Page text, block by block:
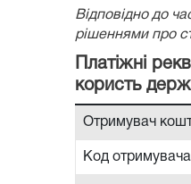
Відповідно до
рішеннями про
Платіжні
користь
Отримувач
Код